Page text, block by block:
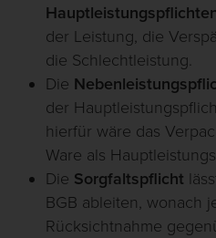
der Leistung, die
die Schlechtleistung.
Die
der
hierfür wäre das
Ware als
Die Sorgfaltspflicht
BGB ableiten, wonach
Rücksichtnahme